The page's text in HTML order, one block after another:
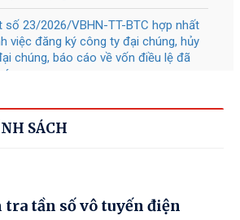
nghiệp và Quỹ đào tạo nhân lực của
doanh nghiệp
Tài liệu đính kèm
pháp luật của Thủ tướng Chính phủ
Về Tiêu chí phân loại doanh nghiệp
để thực hiện cơ cấu lại vốn nhà nước
SÁCH
tần số vô tuyến điện